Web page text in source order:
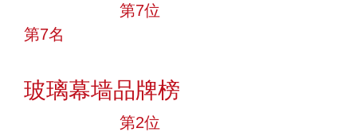
第7位
第7名
玻璃幕墙品牌榜
第2位